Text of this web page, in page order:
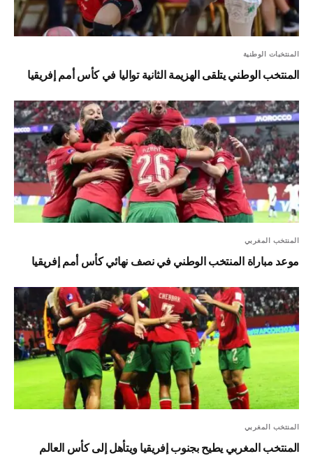
المنتخبات الوطنية
المنتخب الوطني يتلقى الهزيمة الثانية تواليا في كأس أمم إفريقيا
المنتخب المغربي
موعد مباراة المنتخب الوطني في نصف نهائي كأس أمم إفريقيا
المنتخب المغربي
المنتخب المغربي يطيح بجنوب إفريقيا ويتأهل إلى كأس العالم